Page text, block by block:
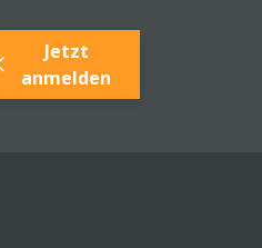
Jetzt
anmelden